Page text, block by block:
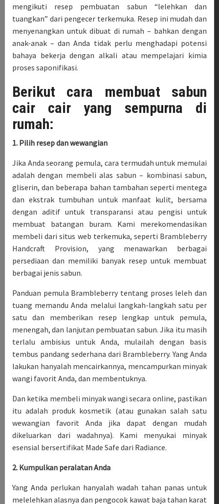
mengikuti resep pembuatan sabun “lelehkan dan
tuangkan” dari pengecer terkemuka. Resep ini mudah dan
menyenangkan untuk dibuat di rumah – bahkan dengan
anak-anak – dan Anda tidak perlu menghadapi potensi
bahaya bekerja dengan alkali atau mempelajari kimia
proses saponifikasi.
Berikut cara membuat sabun
cair cair yang sempurna di
rumah:
1. Pilih resep dan wewangian
Jika Anda seorang pemula, cara termudah untuk memulai
adalah dengan membeli alas sabun – kombinasi sabun,
gliserin, dan beberapa bahan tambahan seperti mentega
dan ekstrak tumbuhan untuk manfaat kulit, bersama
dengan aditif untuk transparansi atau pengisi untuk
membuat batangan buram. Kami merekomendasikan
membeli dari situs web terkemuka, seperti Brambleberry
Handcraft Provision, yang menawarkan berbagai
persediaan dan memiliki banyak resep untuk membuat
berbagai jenis sabun.
Panduan pemula Brambleberry tentang proses leleh dan
tuang memandu Anda melalui langkah-langkah satu per
satu dan memberikan resep lengkap untuk pemula,
menengah, dan lanjutan pembuatan sabun. Jika itu masih
terlalu ambisius untuk Anda, mulailah dengan basis
tembus pandang sederhana dari Brambleberry. Yang Anda
lakukan hanyalah mencairkannya, mencampurkan minyak
wangi favorit Anda, dan membentuknya.
Dan ketika membeli minyak wangi secara online, pastikan
itu adalah produk kosmetik (atau gunakan salah satu
wewangian favorit Anda jika dapat dengan mudah
dikeluarkan dari wadahnya). Kami menyukai minyak
esensial bersertifikat Made Safe dari Radiance.
2. Kumpulkan peralatan Anda
Yang Anda perlukan hanyalah wadah tahan panas untuk
melelehkan alasnya dan pengocok kawat baja tahan karat